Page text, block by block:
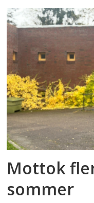
Mottok
sommer